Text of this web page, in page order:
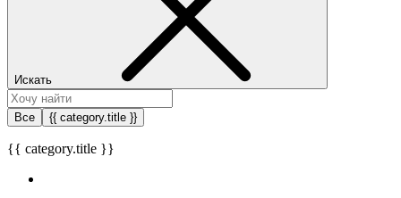
Искать
Все {{ category.title }}
{{ category.title }}